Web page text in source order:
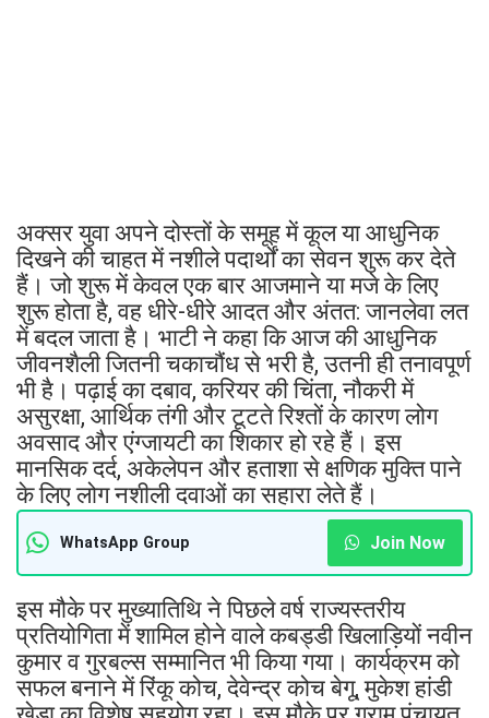
अक्सर युवा अपने दोस्तों के समूह में कूल या आधुनिक
दिखने की चाहत में नशीले पदार्थों का सेवन शुरू कर देते
हैं। जो शुरू में केवल एक बार आजमाने या मजे के लिए
शुरू होता है, वह धीरे-धीरे आदत और अंतत: जानलेवा लत
में बदल जाता है। भाटी ने कहा कि आज की आधुनिक
जीवनशैली जितनी चकाचौंध से भरी है, उतनी ही तनावपूर्ण
भी है। पढ़ाई का दबाव, करियर की चिंता, नौकरी में
असुरक्षा, आर्थिक तंगी और टूटते रिश्तों के कारण लोग
अवसाद और एंग्जायटी का शिकार हो रहे हैं। इस
मानसिक दर्द, अकेलेपन और हताशा से क्षणिक मुक्ति पाने
के लिए लोग नशीली दवाओं का सहारा लेते हैं।
WhatsApp Group Join Now
इस मौके पर मुख्यातिथि ने पिछले वर्ष राज्यस्तरीय
प्रतियोगिता में शामिल होने वाले कबड्डी खिलाड़ियों नवीन
कुमार व गुरबल्स सम्मानित भी किया गया। कार्यक्रम को
सफल बनाने में रिंकू कोच, देवेन्द्र कोच बेगू, मुकेश हांडी